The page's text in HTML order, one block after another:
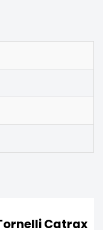
Catrax